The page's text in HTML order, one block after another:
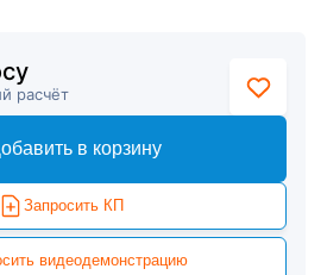
расчёт
в корзину
Запросить КП
видеодемонстрацию